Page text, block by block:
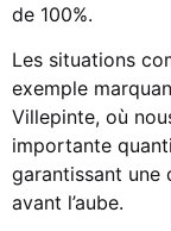
de 100%.
Les situations
exemple
Villepinte, où
importante
garantissant une
avant l’aube.